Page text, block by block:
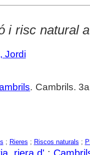
i risc natural
Jordi
. Cambrils.
; Rieres ; Riscos naturals ;